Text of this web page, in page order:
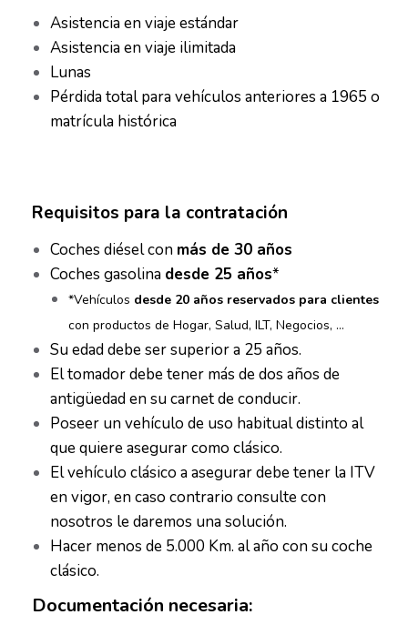
Asistencia en viaje estándar
Asistencia en viaje ilimitada
Lunas
Pérdida total para vehículos anteriores a 1965 o
matrícula histórica
Requisitos para la contratación
Coches diésel con más de 30 años
Coches gasolina desde 25 años*
*Vehículos desde 20 años reservados para clientes
con productos de Hogar, Salud, ILT, Negocios, …
Su edad debe ser superior a 25 años.
El tomador debe tener más de dos años de
antigüedad en su carnet de conducir.
Poseer un vehículo de uso habitual distinto al
que quiere asegurar como clásico.
El vehículo clásico a asegurar debe tener la ITV
en vigor, en caso contrario consulte con
nosotros le daremos una solución.
Hacer menos de 5.000 Km. al año con su coche
clásico.
Documentación necesaria: